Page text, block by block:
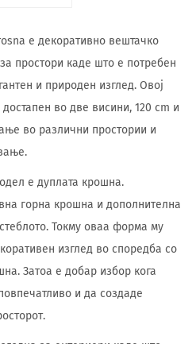
е декоративно вештачко
простори каде што е потребен
и природен изглед. Овој
во две висини, 120 cm и
во различни простории и
е дуплата крошна.
горна крошна и дополнителна
Токму оваа форма му
изглед во споредба со
Затоа е добар избор кога
и да создаде